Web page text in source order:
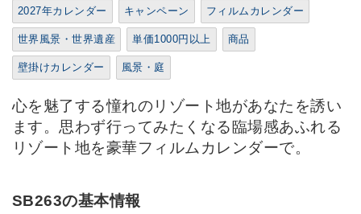
2027年カレンダー キャンペーン フィルムカレンダー
世界風景・世界遺産 単価1000円以上 商品
壁掛けカレンダー 風景・庭
心を魅了する憧れのリゾート地があなたを誘い
ます。思わず行ってみたくなる臨場感あふれる
リゾート地を豪華フィルムカレンダーで。
SB263の基本情報